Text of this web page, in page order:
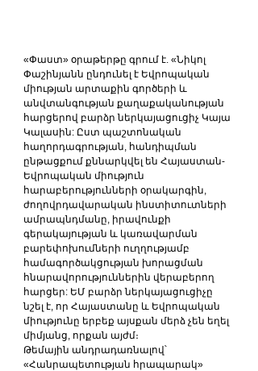
«Փաստ» օրաթերթը գրում է. «Նիկոլ
Փաշինյանն ընդունել է Եվրոպական
միության արտաքին գործերի և
անվտանգության քաղաքականության
հարցերով բարձր ներկայացուցիչ Կայա
Կալասին: Ըստ պաշտոնական
հաղորդագրության, հանդիպման
ընթացքում քննարկվել են Հայաստան-
Եվրոպական միություն
հարաբերությունների օրակարգին,
ժողովրդավարական ինստիտուտների
ամրապնդմանը, իրավունքի
գերակայության և կառավարման
բարեփոխումների ուղղությամբ
համագործակցության խորացման
հնարավորություններին վերաբերող
հարցեր: ԵՄ բարձր ներկայացուցիչը
նշել է, որ Հայաստանը և Եվրոպական
միությունը երբեք այսքան մերձ չեն եղել
միմյանց, որքան այժմ։
Թեմային անդրադառնալով՝
«Հանրապետության հրապարակ»